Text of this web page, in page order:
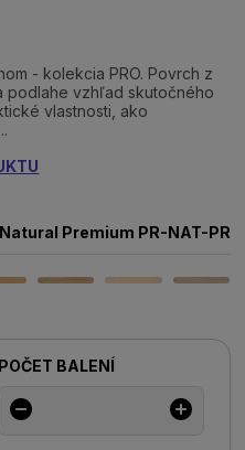
- kolekcia PRO. Povrch z
vzhľad skutočného
vlastnosti, ako
Premium PR-NAT-PR
POČET BALENÍ